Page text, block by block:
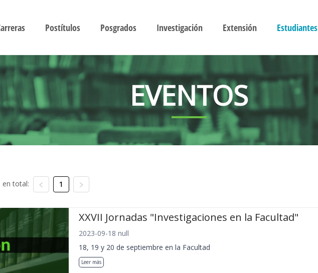
Postítulos Posgrados Investigación Extensión Estudiantes
EVENTOS
en total: 1
XXVII Jornadas "Investigaciones en la Facultad"
2023-09-18 null
18, 19 y 20 de septiembre en la Facultad
Leer más